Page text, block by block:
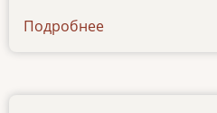
Подробнее
arapovichu